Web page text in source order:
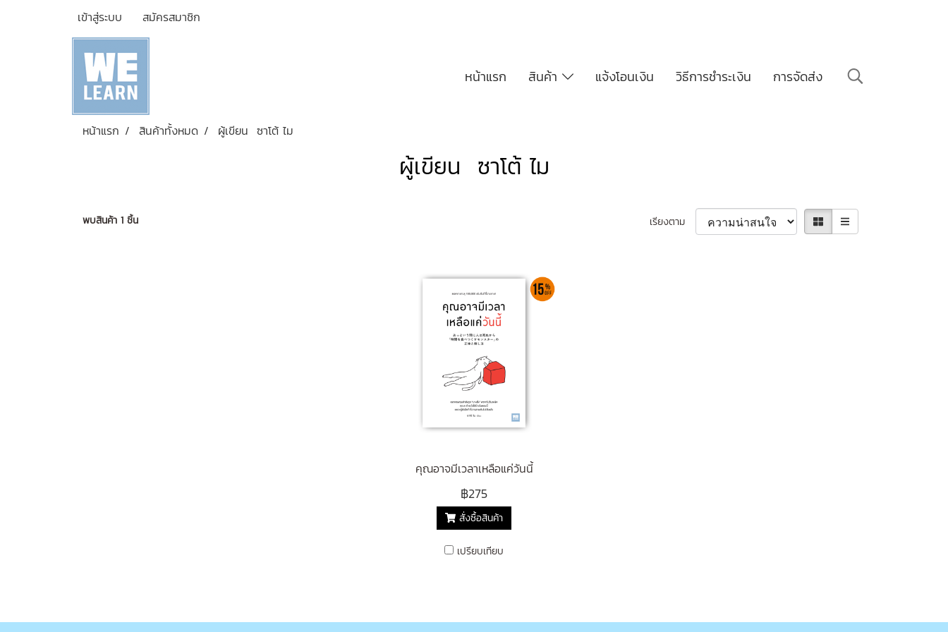
เข้าสู่ระบบ สมัครสมาชิก
หน้าแรก สินค้า แจ้งโอนเงิน วิธีการชำระเงิน การจัดส่ง
หน้าแรก สินค้าทั้งหมด ผู้เขียน ซาโต้ ไม
ผู้เขียน ซาโต้ ไม
พบสินค้า 1 ชิ้น เรียงตาม
คุณอาจมีเวลาเหลือแค่วันนี้
฿275
สั่งซื้อสินค้า
เปรียบเทียบ